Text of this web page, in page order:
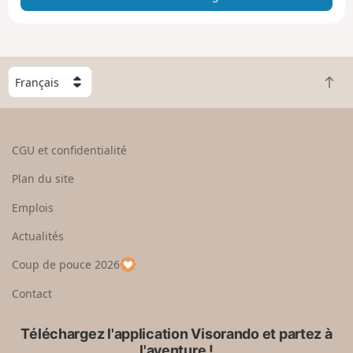
e
g
n
C
h
o
e
u
p
a
R
e
CGU et confidentialité
Plan du site
Emplois
Actualités
Coup de pouce 2026
Contact
Téléchargez l'application Visorando et partez à